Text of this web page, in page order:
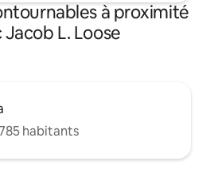
à proximité
Jacob L. Loose
habitants